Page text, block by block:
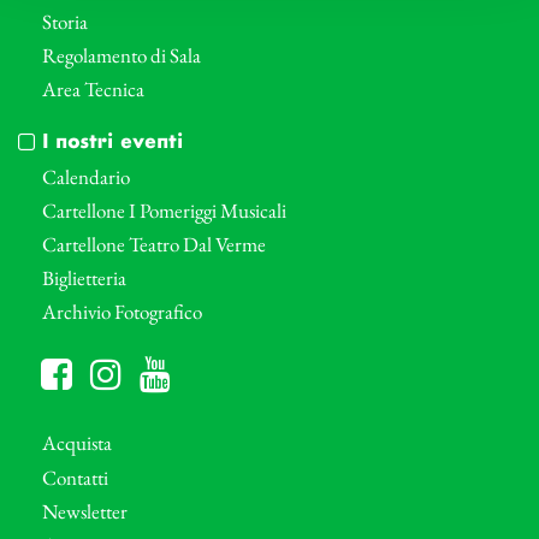
Storia
Regolamento di Sala
Area Tecnica
I nostri eventi
Calendario
Cartellone I Pomeriggi Musicali
Cartellone Teatro Dal Verme
Biglietteria
Archivio Fotografico
Acquista
Contatti
Newsletter